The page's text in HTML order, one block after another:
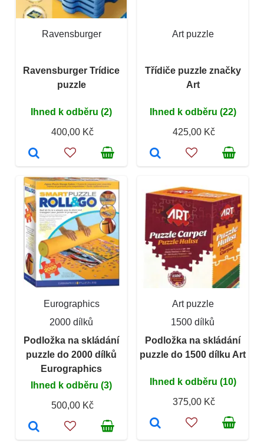
Ravensburger
Ravensburger Trídice
puzzle
Ihned k odběru (2)
400,00 Kč
Art puzzle
Třídiče puzzle značky
Art
Ihned k odběru (22)
425,00 Kč
Eurographics
2000 dílků
Podložka na skládání
puzzle do 2000 dílků
Eurographics
Ihned k odběru (3)
500,00 Kč
Art puzzle
1500 dílků
Podložka na skládání
puzzle do 1500 dílku Art
Ihned k odběru (10)
375,00 Kč